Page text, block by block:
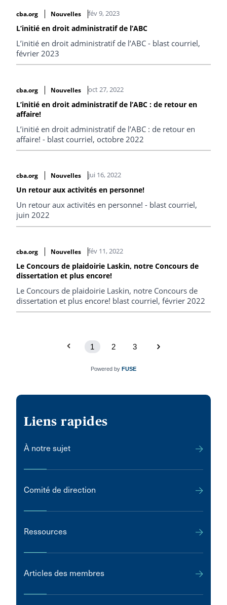
cba.org Nouvelles fév 9, 2023
L’initié en droit administratif de l’ABC
L’initié en droit administratif de l’ABC - blast courriel,
février 2023
cba.org Nouvelles oct 27, 2022
L’initié en droit administratif de l’ABC : de retour en
affaire!
L’initié en droit administratif de l’ABC : de retour en
affaire! - blast courriel, octobre 2022
cba.org Nouvelles jui 16, 2022
Un retour aux activités en personne!
Un retour aux activités en personne! - blast courriel,
juin 2022
cba.org Nouvelles fév 11, 2022
Le Concours de plaidoirie Laskin, notre Concours de
dissertation et plus encore!
Le Concours de plaidoirie Laskin, notre Concours de
dissertation et plus encore! blast courriel, février 2022
1 2 3
Powered by FUSE
Liens rapides
À notre sujet
Comité de direction
Ressources
Articles des membres